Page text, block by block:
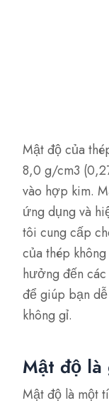
Mật độ của
8,0 g/cm3
vào hợp kim.
ứng dụng và
tôi cung cấp
của thép
hưởng đến
để giúp bạn
không gỉ.
Mật độ là
Mật độ là một